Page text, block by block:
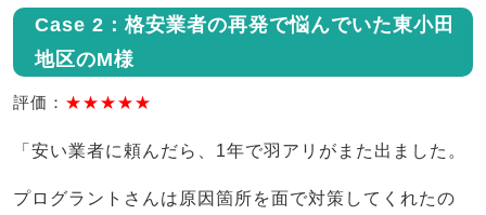
Case 2：格安業者の再発で悩んでいた東小田
地区のM様
評価： ★★★★★
「安い業者に頼んだら、1年で羽アリがまた出ました。
プログラントさんは原因箇所を面で対策してくれたの